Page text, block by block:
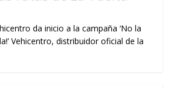
da inicio a la campaña ‘No la
Vehicentro, distribuidor oficial de la